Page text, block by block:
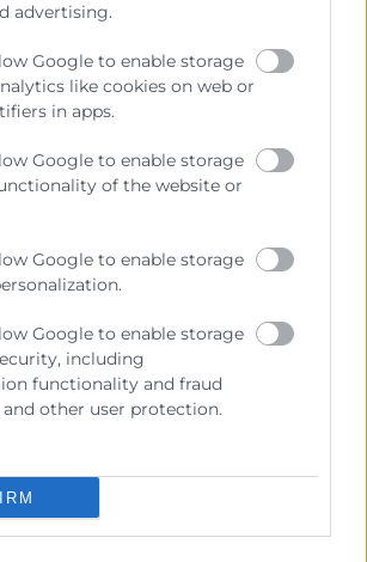
advertising.
Google to enable storage
like cookies on web or
in apps.
Google to enable storage
of the website or
Google to enable storage
Google to enable storage
including
functionality and fraud
other user protection.